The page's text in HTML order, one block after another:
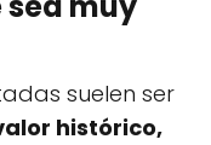
suelen ser
histórico,